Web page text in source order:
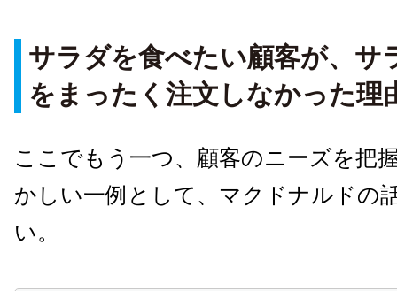
サラダを食べたい顧客が、サ
をまったく注文しなかった理
ここでもう一つ、顧客のニーズを把
かしい一例として、マクドナルドの
い。